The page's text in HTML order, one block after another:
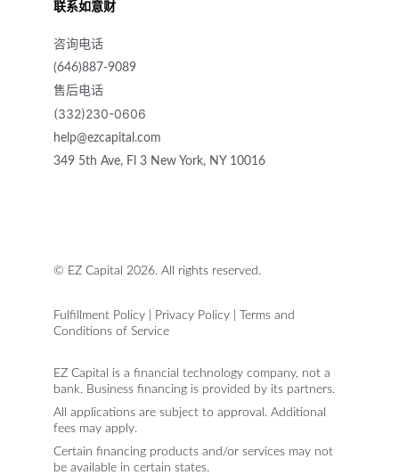
© EZ Capital 2026. All rights reserved.
Fulfillment Policy Privacy Policy
Terms and
Conditions of Service
EZ Capital is a financial technology company, not a
bank. Business financing is provided by its partners.
All applications are subject to approval. Additional
fees may apply.
Certain financing products and/or services may not
be available in certain states.
联系如意财
咨询电话
(646)887-9089
售后电话
(332)230-0606
help@ezcapital.com
349 5th Ave, Fl 3 New York, NY 10016